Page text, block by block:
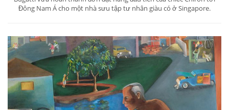
Đông Nam Á cho một nhà sưu tập tư nhân giàu có ở Singapore.